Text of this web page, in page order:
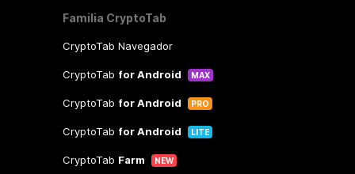
Familia CryptoTab
CryptoTab Navegador
CryptoTab for Android MAX
CryptoTab for Android PRO
CryptoTab for Android LITE
CryptoTab Farm NEW